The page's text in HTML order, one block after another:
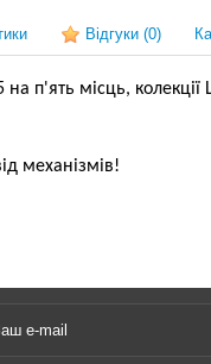
Відгуки (0)
п'ять місць, колекції
механізмів!